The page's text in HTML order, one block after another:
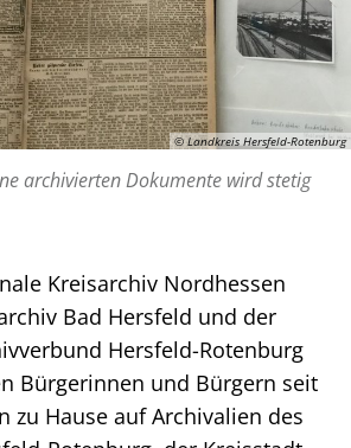
© Landkreis Hersfeld-Rotenburg
archivierten Dokumente wird stetig
Kreisarchiv Nordhessen
Bad Hersfeld und der
Hersfeld-Rotenburg
Bürgerinnen und Bürgern seit
zu Hause auf Archivalien des